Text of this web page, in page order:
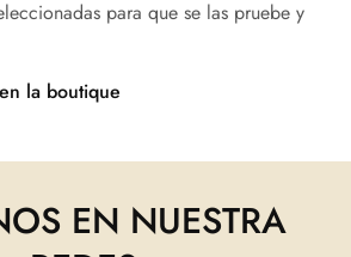
para que se las pruebe y
la boutique
EN NUESTRA